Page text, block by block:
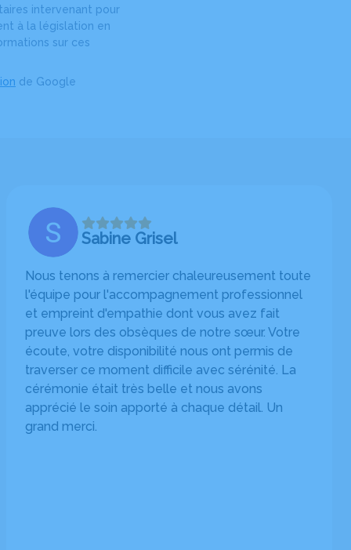
intervenant pour
à la législation en
sur ces
de Google
Sabine Grisel
Nous tenons à remercier chaleureusement toute
l'équipe pour l'accompagnement professionnel
et empreint d'empathie dont vous avez fait
preuve lors des obsèques de notre sœur. Votre
écoute, votre disponibilité nous ont permis de
traverser ce moment difficile avec sérénité. La
cérémonie était très belle et nous avons
apprécié le soin apporté à chaque détail. Un
grand merci.